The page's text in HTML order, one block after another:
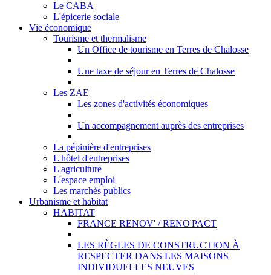
Le CABA
L'épicerie sociale
Vie économique
Tourisme et thermalisme
Un Office de tourisme en Terres de Chalosse
Une taxe de séjour en Terres de Chalosse
Les ZAE
Les zones d'activités économiques
Un accompagnement auprès des entreprises
La pépinière d'entreprises
L'hôtel d'entreprises
L'agriculture
L'espace emploi
Les marchés publics
Urbanisme et habitat
HABITAT
FRANCE RENOV' / RENO'PACT
LES RÈGLES DE CONSTRUCTION À
RESPECTER DANS LES MAISONS
INDIVIDUELLES NEUVES